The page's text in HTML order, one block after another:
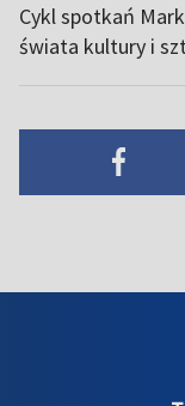
Cykl spotkań
świata kultury i